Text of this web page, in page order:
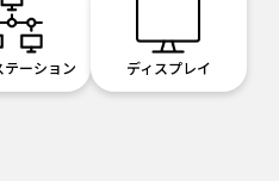
テーション ディスプレイ